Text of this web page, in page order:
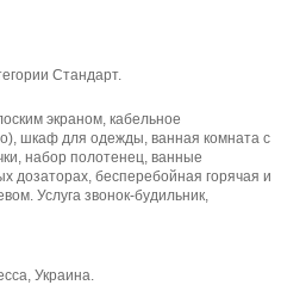
Стандарт.
экраном, кабельное
шкаф для одежды, ванная комната с
набор полотенец, ванные
дозаторах, бесперебойная горячая и
Услуга звонок-будильник,
Украина.